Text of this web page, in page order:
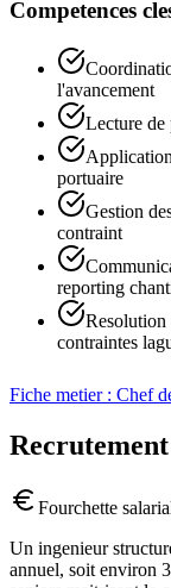
Competences
l'avancement
Lecture de
portuaire
Gestion
contraint
reporting
Resolution
contraintes
Fiche metier : Chef
Recrutement
Fourchette
Un ingenieur
annuel, soit environ